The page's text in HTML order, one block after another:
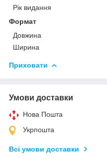
Рік видання
Формат
Довжина
Ширина
Приховати
Умови доставки
Нова Пошта
Укрпошта
Всі умови доставки